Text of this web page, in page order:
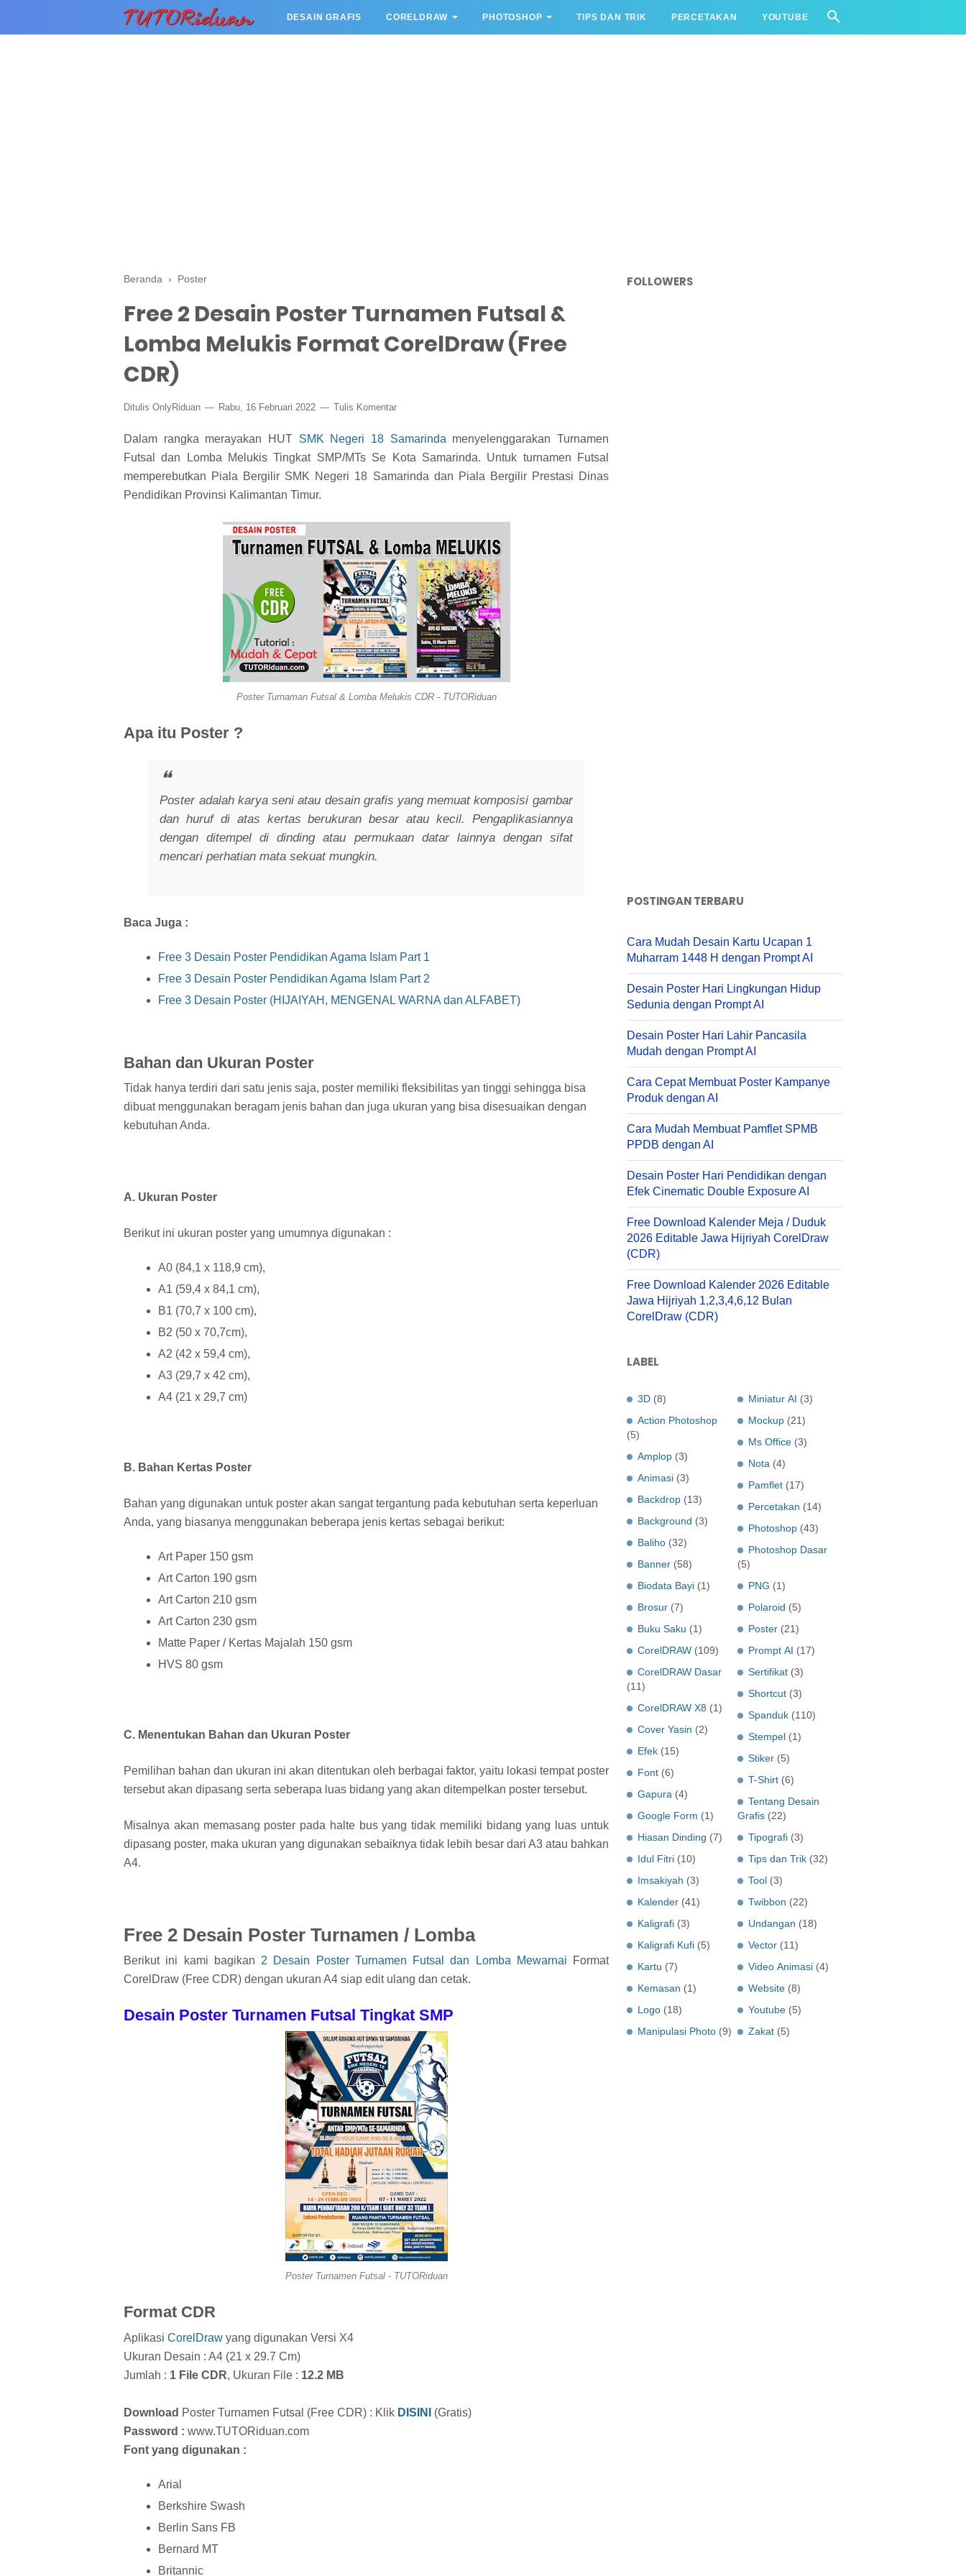
DESAIN GRAFIS CORELDRAW PHOTOSHOP TIPS DAN TRIK PERCETAKAN YOUTUBE
Beranda › Poster
Free 2 Desain Poster Turnamen Futsal &
Lomba Melukis Format CorelDraw (Free
CDR)
Ditulis OnlyRiduan Rabu, 16 Februari 2022 Tulis Komentar
Dalam rangka merayakan HUT SMK Negeri 18 Samarinda menyelenggarakan Turnamen
Futsal dan Lomba Melukis Tingkat SMP/MTs Se Kota Samarinda. Untuk turnamen Futsal
memperebutkan Piala Bergilir SMK Negeri 18 Samarinda dan Piala Bergilir Prestasi Dinas
Pendidikan Provinsi Kalimantan Timur.
Poster Turnaman Futsal & Lomba Melukis CDR - TUTORiduan
Apa itu Poster ?
Poster adalah karya seni atau desain grafis yang memuat komposisi gambar
dan huruf di atas kertas berukuran besar atau kecil. Pengaplikasiannya
dengan ditempel di dinding atau permukaan datar lainnya dengan sifat
mencari perhatian mata sekuat mungkin.
Baca Juga :
Free 3 Desain Poster Pendidikan Agama Islam Part 1
Free 3 Desain Poster Pendidikan Agama Islam Part 2
Free 3 Desain Poster (HIJAIYAH, MENGENAL WARNA dan ALFABET)
Bahan dan Ukuran Poster
Tidak hanya terdiri dari satu jenis saja, poster memiliki fleksibilitas yan tinggi sehingga bisa
dibuat menggunakan beragam jenis bahan dan juga ukuran yang bisa disesuaikan dengan
kebutuhan Anda.
A. Ukuran Poster
Berikut ini ukuran poster yang umumnya digunakan :
A0 (84,1 x 118,9 cm),
A1 (59,4 x 84,1 cm),
B1 (70,7 x 100 cm),
B2 (50 x 70,7cm),
A2 (42 x 59,4 cm),
A3 (29,7 x 42 cm),
A4 (21 x 29,7 cm)
B. Bahan Kertas Poster
Bahan yang digunakan untuk poster akan sangat tergantung pada kebutuhan serta keperluan
Anda, yang biasanya menggunakan beberapa jenis kertas sebagai berikut:
Art Paper 150 gsm
Art Carton 190 gsm
Art Carton 210 gsm
Art Carton 230 gsm
Matte Paper / Kertas Majalah 150 gsm
HVS 80 gsm
C. Menentukan Bahan dan Ukuran Poster
Pemilihan bahan dan ukuran ini akan ditentukan oleh berbagai faktor, yaitu lokasi tempat poster
tersebut akan dipasang serta seberapa luas bidang yang akan ditempelkan poster tersebut.
Misalnya akan memasang poster pada halte bus yang tidak memiliki bidang yang luas untuk
dipasang poster, maka ukuran yang digunakan sebaiknya tidak lebih besar dari A3 atau bahkan
A4.
Free 2 Desain Poster Turnamen / Lomba
Berikut ini kami bagikan 2 Desain Poster Turnamen Futsal dan Lomba Mewarnai Format
CorelDraw (Free CDR) dengan ukuran A4 siap edit ulang dan cetak.
Desain Poster Turnamen Futsal Tingkat SMP
Poster Turnamen Futsal - TUTORiduan
Format CDR
Aplikasi CorelDraw yang digunakan Versi X4
Ukuran Desain : A4 (21 x 29.7 Cm)
Jumlah : 1 File CDR, Ukuran File : 12.2 M B
Download Poster Turnamen Futsal (Free CDR) : Klik DISINI
(Gratis)
Password : www.TUTORiduan.com
Font yang digunakan :
Arial
Berkshire Swash
Berlin Sans FB
Bernard MT
Britannic
FOLLOWERS
POSTINGAN TERBARU
Cara Mudah Desain Kartu Ucapan 1
Muharram 1448 H dengan Prompt AI
Desain Poster Hari Lingkungan Hidup
Sedunia dengan Prompt AI
Desain Poster Hari Lahir Pancasila
Mudah dengan Prompt AI
Cara Cepat Membuat Poster Kampanye
Produk dengan AI
Cara Mudah Membuat Pamflet SPMB
PPDB dengan AI
Desain Poster Hari Pendidikan dengan
Efek Cinematic Double Exposure AI
Free Download Kalender Meja / Duduk
2026 Editable Jawa Hijriyah CorelDraw
(CDR)
Free Download Kalender 2026 Editable
Jawa Hijriyah 1,2,3,4,6,12 Bulan
CorelDraw (CDR)
LABEL
3D (8)
Action Photoshop
(5)
Amplop (3)
Animasi (3)
Backdrop (13)
Background (3)
Baliho (32)
Banner (58)
Biodata Bayi (1)
Brosur (7)
Buku Saku (1)
CorelDRAW (109)
CorelDRAW Dasar
(11)
CorelDRAW X8 (1)
Cover Yasin (2)
Efek (15)
Font (6)
Gapura (4)
Google Form (1)
Hiasan Dinding (7)
Idul Fitri (10)
Imsakiyah (3)
Kalender (41)
Kaligrafi (3)
Kaligrafi Kufi (5)
Kartu (7)
Kemasan (1)
Logo (18)
Manipulasi Photo (9)
Miniatur AI (3)
Mockup (21)
Ms Office (3)
Nota (4)
Pamflet (17)
Percetakan (14)
Photoshop (43)
Photoshop Dasar
(5)
PNG (1)
Polaroid (5)
Poster (21)
Prompt AI (17)
Sertifikat (3)
Shortcut (3)
Spanduk (110)
Stempel (1)
Stiker (5)
T-Shirt (6)
Tentang Desain
Grafis (22)
Tipografi (3)
Tips dan Trik (32)
Tool (3)
Twibbon (22)
Undangan (18)
Vector (11)
Video Animasi (4)
Website (8)
Youtube (5)
Zakat (5)